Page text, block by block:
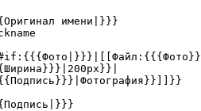
имени|}}}